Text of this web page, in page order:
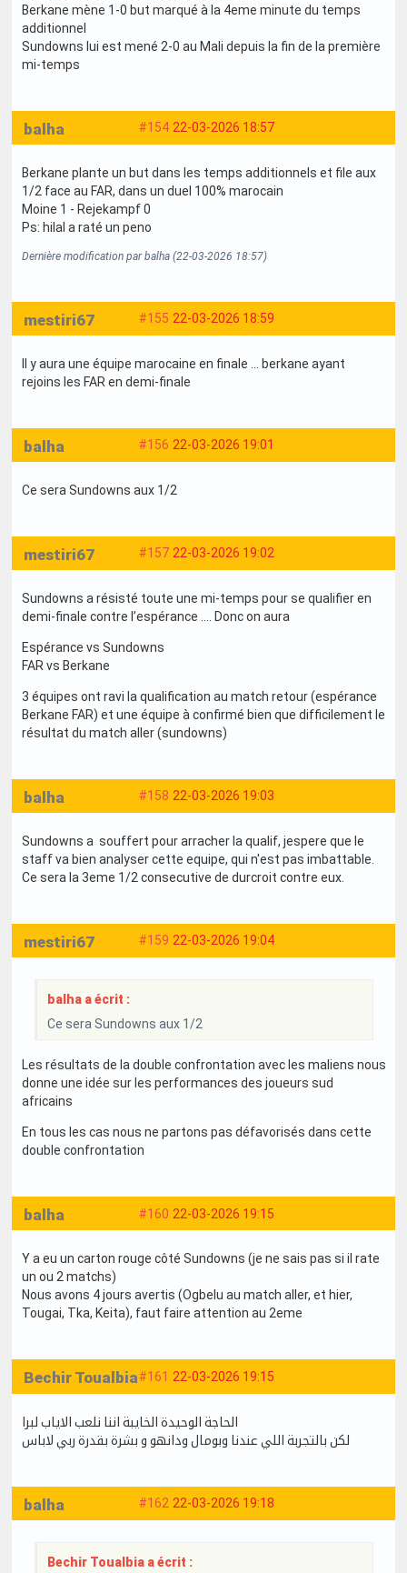
Berkane mène 1-0 but marqué à la 4eme minute du temps
additionnel
Sundowns lui est mené 2-0 au Mali depuis la fin de la première
mi-temps
#154 22-03-2026 18:57
balha
Berkane plante un but dans les temps additionnels et file aux
1/2 face au FAR, dans un duel 100% marocain
Moine 1 - Rejekampf 0
Ps: hilal a raté un peno
Dernière modification par balha (22-03-2026 18:57)
#155 22-03-2026 18:59
mestiri67
Il y aura une équipe marocaine en finale … berkane ayant
rejoins les FAR en demi-finale
#156 22-03-2026 19:01
balha
Ce sera Sundowns aux 1/2
#157 22-03-2026 19:02
mestiri67
Sundowns a résisté toute une mi-temps pour se qualifier en
demi-finale contre l’espérance …. Donc on aura
Espérance vs Sundowns
FAR vs Berkane
3 équipes ont ravi la qualification au match retour (espérance
Berkane FAR) et une équipe à confirmé bien que difficilement le
résultat du match aller (sundowns)
#158 22-03-2026 19:03
balha
Sundowns a souffert pour arracher la qualif, jespere que le
staff va bien analyser cette equipe, qui n'est pas imbattable.
Ce sera la 3eme 1/2 consecutive de durcroit contre eux.
#159 22-03-2026 19:04
mestiri67
balha a écrit :
Ce sera Sundowns aux 1/2
Les résultats de la double confrontation avec les maliens nous
donne une idée sur les performances des joueurs sud
africains
En tous les cas nous ne partons pas défavorisés dans cette
double confrontation
#160 22-03-2026 19:15
balha
Y a eu un carton rouge côté Sundowns (je ne sais pas si il rate
un ou 2 matchs)
Nous avons 4 jours avertis (Ogbelu au match aller, et hier,
Tougai, Tka, Keita), faut faire attention au 2eme
#161 22-03-2026 19:15
Bechir Toualbia
الحاجة الوحيدة الخايبة اننا نلعب الاياب لبرا
لكن بالتجربة اللي عندنا وبومال ودانهو و بشرة بقدرة ربي لاباس
#162 22-03-2026 19:18
balha
Bechir Toualbia a écrit :